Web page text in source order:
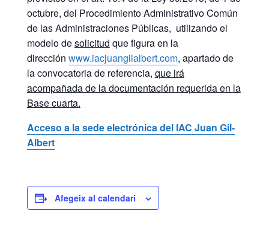
octubre, del Procedimiento Administrativo Común
de las Administraciones Públicas, utilizando el
modelo desolicitud que figura en la
dirección www.iacjuangilalbert.com, apartado de
la convocatoria de referencia, que irá
acompañada de la documentación requerida en la
Base cuarta.
Acceso a la sede electrónica del IAC Juan Gil-
Albert
Afegeix al calendari